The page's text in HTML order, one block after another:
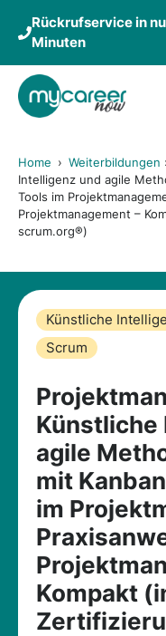
Inhalt
Rückrufservice in
Minuten
Home › Weiterbildungen
Intelligenz und agile
Tools im
Projektmanagement –
scrum.org®)
Künstliche
Scrum
Künstliche
agile
mit
im
Kompakt